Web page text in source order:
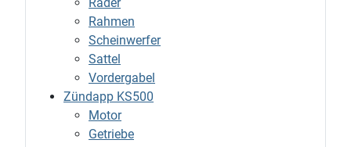
Räder
Rahmen
Scheinwerfer
Sattel
Vordergabel
Zündapp KS500
Motor
Getriebe